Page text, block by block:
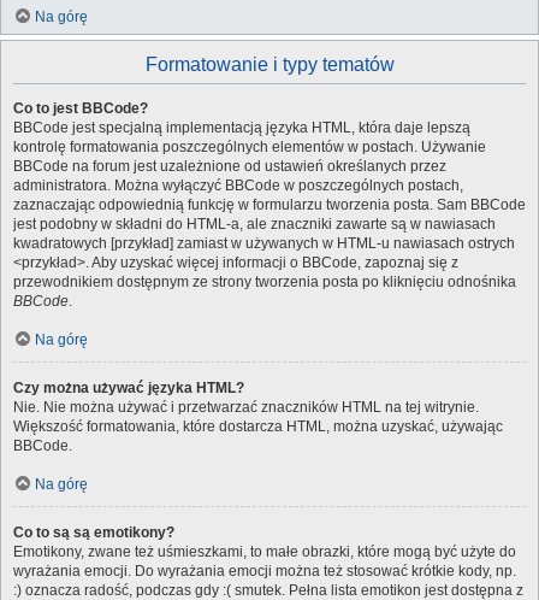
Na górę
Formatowanie i typy tematów
Co to jest BBCode?
BBCode jest specjalną implementacją języka HTML, która daje lepszą
kontrolę formatowania poszczególnych elementów w postach. Używanie
BBCode na forum jest uzależnione od ustawień określanych przez
administratora. Można wyłączyć BBCode w poszczególnych postach,
zaznaczając odpowiednią funkcję w formularzu tworzenia posta. Sam BBCode
jest podobny w składni do HTML-a, ale znaczniki zawarte są w nawiasach
kwadratowych [przykład] zamiast w używanych w HTML-u nawiasach ostrych
<przykład>. Aby uzyskać więcej informacji o BBCode, zapoznaj się z
przewodnikiem dostępnym ze strony tworzenia posta po kliknięciu odnośnika
BBCode.
Na górę
Czy można używać języka HTML?
Nie. Nie można używać i przetwarzać znaczników HTML na tej witrynie.
Większość formatowania, które dostarcza HTML, można uzyskać, używając
BBCode.
Na górę
Co to są są emotikony?
Emotikony, zwane też uśmieszkami, to małe obrazki, które mogą być użyte do
wyrażania emocji. Do wyrażania emocji można też stosować krótkie kody, np.
:) oznacza radość, podczas gdy :( smutek. Pełna lista emotikon jest dostępna z